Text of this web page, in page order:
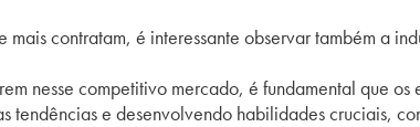
mais contratam, é interessante observar também a
nesse competitivo mercado, é fundamental que
tendências e desenvolvendo habilidades cruciais,